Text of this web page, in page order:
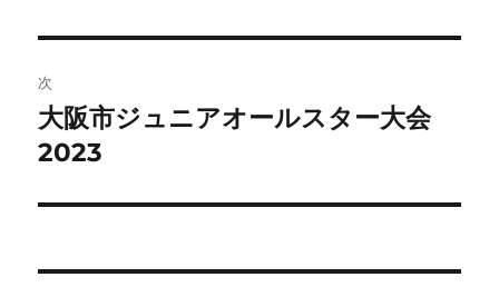
ビ
ゲ
ー
ン
稿:
次
次
の
稿:
大阪市ジュニアオールスター大会
2023